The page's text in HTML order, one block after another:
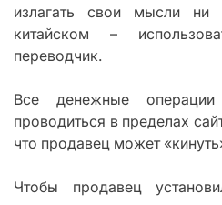
излагать свои мысли ни
китайском –
переводчик.
Все денежные операции
проводиться в пределах
что продавец может
Чтобы продавец